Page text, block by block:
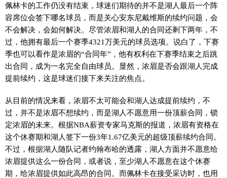
佩林卡的工作仍没有结束，球迷们期待的并不是湖人最后一个阵
容席位会签下哪名球员，而是关心安东尼戴维斯的续约问题，会
不会解决，会如何解决。尽管浓眉和湖人的合同还剩下两年，不
过，他拥有最后一个赛季4321万美元的球员选项。说白了，下赛
季也可以看作是浓眉的“合同年”，他有权利在下赛季结束之后跳
出合同，成为一名完全自由球员。显然，浓眉是否会跟湖人完成
提前续约，这是球迷们接下来关注的焦点。
从目前的情况来看，浓眉不太可能会和湖人达成提前续约，不
过，并不是浓眉不想续约，而是湖人不愿意用一份顶薪合同，锁
定浓眉的未来。根据NBA薪资专家马克斯的报道，浓眉有资格在
这个休赛期和湖人签下一份3年1.67亿美元的超级顶薪续约合同。
不过，根据湖人随队记者约翰布哈的透露，湖人方面并不愿意给
浓眉提供这么一份合同，或者说，至少湖人不愿意在这个休赛
期，给浓眉提供如此高昂的合同。而佩林卡在接受采访时，也用